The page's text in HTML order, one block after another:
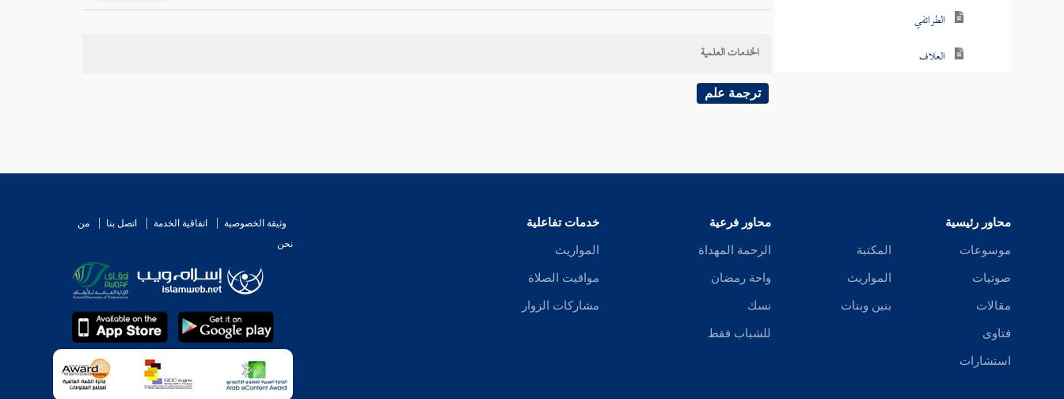
الطرائفي
العلاف
الخدمات العلمية
ترجمة علم
محاور رئيسية
موسوعات
صوتيات
مقالات
فتاوى
استشارات
المكتبة
المواريث
بنين وبنات
محاور فرعية
الرحمة المهداة
واحة رمضان
نسك
للشباب فقط
خدمات تفاعلية
المواريث
مواقيت الصلاة
مشاركات الزوار
وثيقة الخصوصية اتفاقية الخدمة اتصل بنا
من
نحن